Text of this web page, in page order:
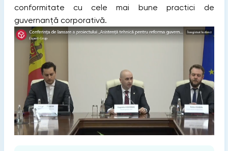
conformitate cu cele mai bune practici de
guvernanță corporativă.